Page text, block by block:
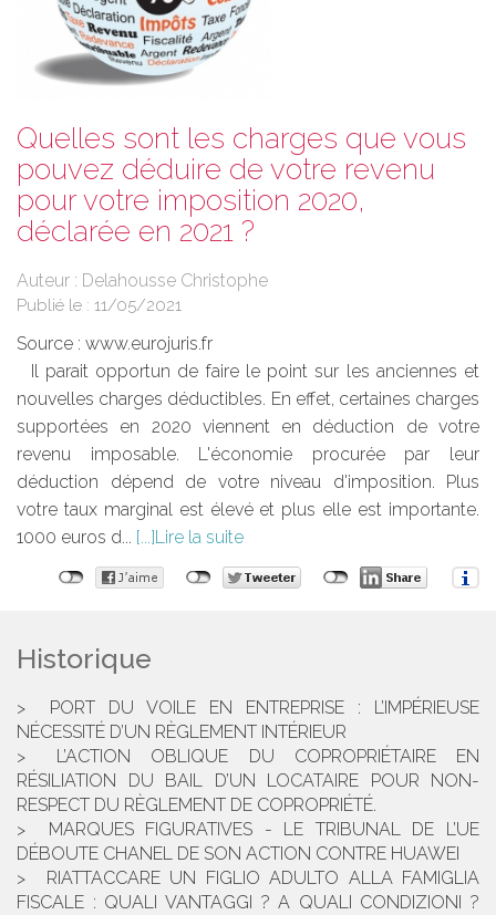
Quelles sont les charges que vous
pouvez déduire de votre revenu
pour votre imposition 2020,
déclarée en 2021 ?
Auteur : Delahousse Christophe
Publié le : 11/05/2021
Source : www.eurojuris.fr
Il parait opportun de faire le point sur les anciennes et
nouvelles charges déductibles. En effet, certaines charges
supportées en 2020 viennent en déduction de votre
revenu imposable. L'économie procurée par leur
déduction dépend de votre niveau d'imposition. Plus
votre taux marginal est élevé et plus elle est importante.
1000 euros d...
Lire la suite
Historique
PORT DU VOILE EN ENTREPRISE : L’IMPÉRIEUSE
NÉCESSITÉ D’UN RÈGLEMENT INTÉRIEUR
L’ACTION OBLIQUE DU COPROPRIÉTAIRE EN
RÉSILIATION DU BAIL D’UN LOCATAIRE POUR NON-
RESPECT DU RÈGLEMENT DE COPROPRIÉTÉ.
MARQUES FIGURATIVES - LE TRIBUNAL DE L’UE
DÉBOUTE CHANEL DE SON ACTION CONTRE HUAWEI
RIATTACCARE UN FIGLIO ADULTO ALLA FAMIGLIA
FISCALE : QUALI VANTAGGI ? A QUALI CONDIZIONI ?